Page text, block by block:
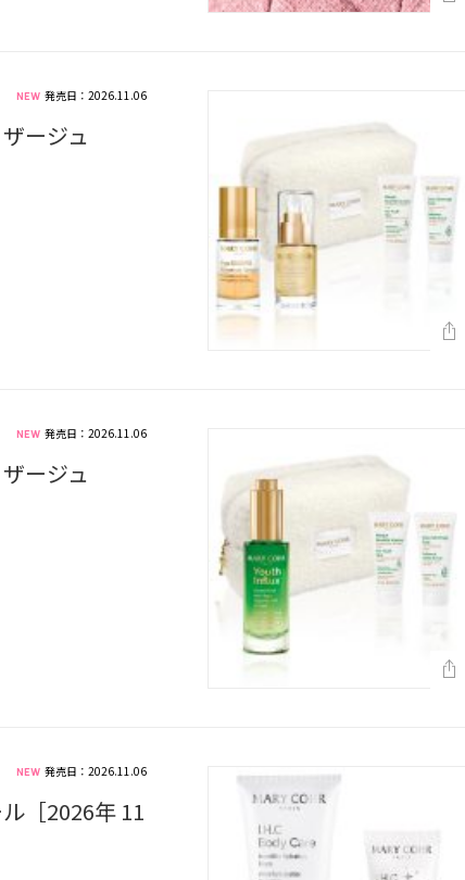
発売日：2026.11.06
ージュ
発売日：2026.11.06
ージュ
発売日：2026.11.06
［2026年 11